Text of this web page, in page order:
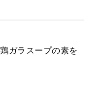
ガラスープの素を